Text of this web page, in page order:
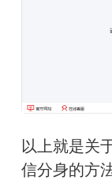
以上就是关
信分身的方